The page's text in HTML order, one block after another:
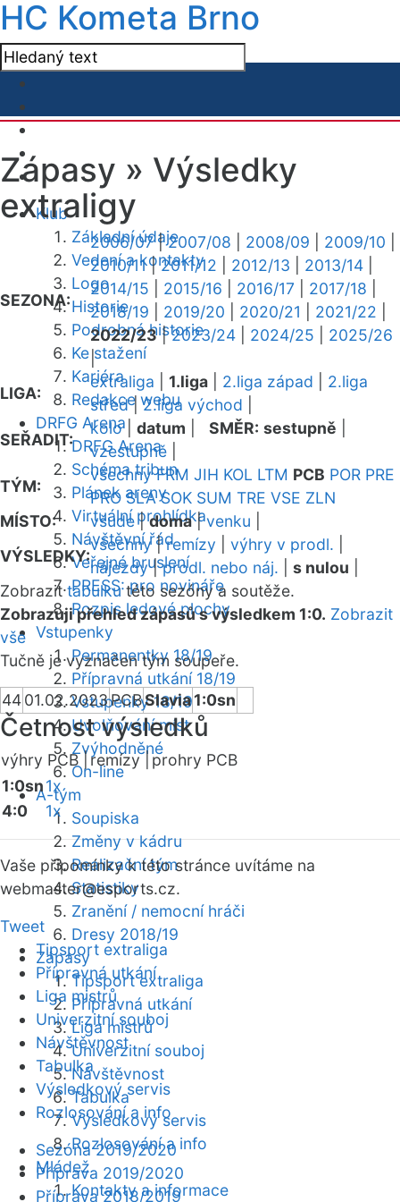
HC Kometa Brno
Klub
Základní údaje
Vedení a kontakty
Logo
Historie
Podrobná historie
Ke stažení
Kariéra
Redakce webu
DRFG Arena
DRFG Arena
Schéma tribun
Plánek areny
Virtuální prohlídka
Návštěvní řád
Veřejné bruslení
PRESS: pro novináře
Rozpis ledové plochy
Vstupenky
Permanentky 18/19
Přípravná utkání 18/19
Vstupenky 18/19
Uvolňování míst
Zvýhodněné
On-line
A-tým
Soupiska
Změny v kádru
Realizační tým
Statistiky
Zranění / nemocní hráči
Dresy 2018/19
Zápasy
Tipsport extraliga
Přípravná utkání
Liga mistrů
Univerzitní souboj
Návštěvnost
Tabulka
Výsledkový servis
Rozlosování a info
Mládež
Kontakty a informace
Zápasy » Výsledky
extraligy
SEZONA:
2006/07|2007/08 2008/09 2009/10
2010/11|2011/12 2012/13 2013/14
2014/15
2015/16 2016/17 2017/18
2018/19
2019/20 2020/21 2021/22
2022/23|2023/24 2024/25
2025/26
|
LIGA:
extraliga 1.liga 2.liga západ
2.liga
střed|2.liga východ
SEŘADIT:
kolo| datum SMĚR: sestupně
vzestupně
TÝM:
všechny FRM JIH KOL LTM PCB POR PRE
PRO SLA SOK SUM TRE VSE ZLN
MÍSTO:
všude|doma|venku
VÝSLEDKY:
všechny|remízy výhry v prodl.
nájezdy|prodl. nebo náj. s nulou
Zobrazittabulkutéto sezóny a soutěže.
Zobrazuji přehled zápasů s výsledkem 1:0. Zobrazit
vše
Tučně je vyznačen tým soupeře.
4401.02.2023PCBSlavia1:0sn
Četnost výsledků
výhry PCB | remízy |prohry PCB
1:0sn1x
4:0
1x
Vaše připomínky k této stránce uvítáme na
webmaster@esports.cz.
Tweet
Tipsport extraliga
Přípravná utkání
Liga mistrů
Univerzitní souboj
Návštěvnost
Tabulka
Výsledkový servis
Rozlosování a info
Sezóna 2019/2020
Příprava 2019/2020
Příprava 2018/2019